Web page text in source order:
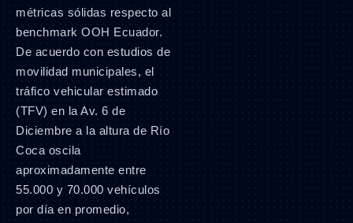
métricas sólidas respecto al
benchmark OOH Ecuador.
De acuerdo con estudios de
movilidad municipales, el
tráfico vehicular estimado
(TFV) en la Av. 6 de
Diciembre a la altura de Río
Coca oscila
aproximadamente entre
55.000 y 70.000 vehículos
por día en promedio,